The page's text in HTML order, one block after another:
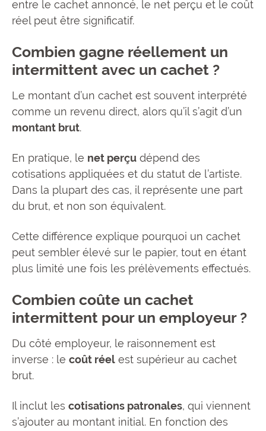
entre le cachet annoncé, le net perçu et le coût
réel peut être significatif.
Combien gagne réellement un
intermittent avec un cachet ?
Le montant d’un cachet est souvent interprété
comme un revenu direct, alors qu’il s’agit d’un
montant brut.
En pratique, le net perçu dépend des
cotisations appliquées et du statut de l’artiste.
Dans la plupart des cas, il représente une part
du brut, et non son équivalent.
Cette différence explique pourquoi un cachet
peut sembler élevé sur le papier, tout en étant
plus limité une fois les prélèvements effectués.
Combien coûte un cachet
intermittent pour un employeur ?
Du côté employeur, le raisonnement est
inverse : le coût réel est supérieur au cachet
brut.
Il inclut les cotisations patronales, qui viennent
s’ajouter au montant initial. En fonction des